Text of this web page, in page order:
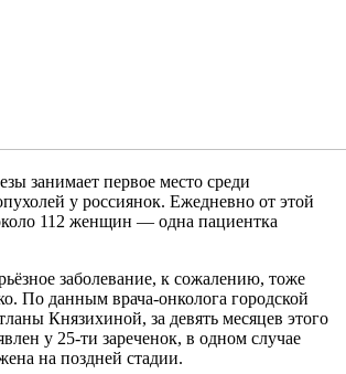
занимает первое место среди
у россиянок. Ежедневно от этой
112 женщин — одна пациентка
заболевание, к сожалению, тоже
По данным врача-онколога городской
Князихиной, за девять месяцев этого
у 25-ти зареченок, в одном случае
на поздней стадии.